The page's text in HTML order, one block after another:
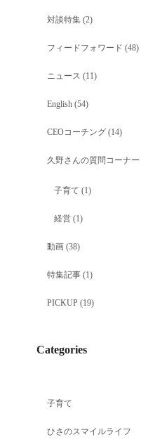
対談特集(2)
フィードフォワード (48)
ニュース (11)
English(54)
CEOコーチング(14)
久野さんの質問コーナー
子育て (1)
経営(1)
動画(38)
特集記事(1)
PICKUP(19)
Categories
子育て
ひさのスマイルライフ